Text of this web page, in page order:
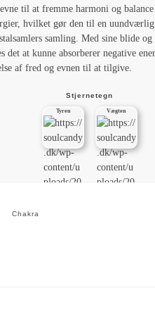
til at fremme harmoni og
hvilket gør den til en
samling. Med sine blide
det at kunne absorberer negative
af fred og evnen til at tilgive.
Stjernetegn
Tyren Vægten
Chakra